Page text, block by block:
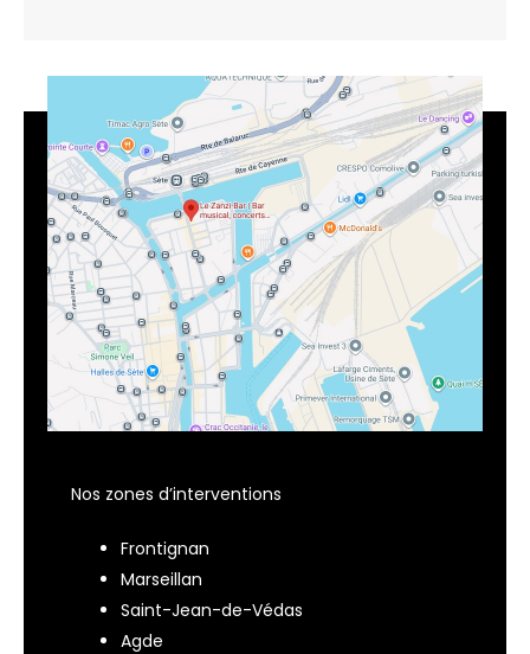
Nos zones d’interventions
Frontignan
Marseillan
Saint-Jean-de-Védas
Agde